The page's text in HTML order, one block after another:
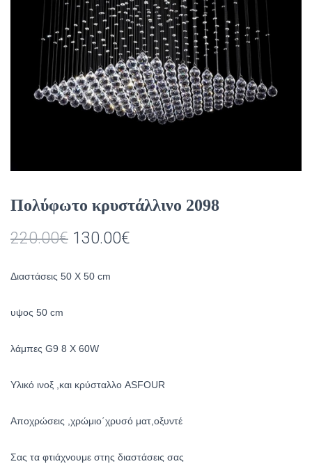
Πολύφωτο κρυστάλλινο 2098
220.00€ Original
130.00€
Διαστάσεις 50 X 50 cm
υψος 50 cm
λάμπες G9 8 X 60W
Υλικό ινοξ ,και κρύσταλλο ASFOUR
Αποχρώσεις ,χρώμιο΄χρυσό ματ,οξυντέ
Σας τα φτιάχνουμε στης διαστάσεις σας